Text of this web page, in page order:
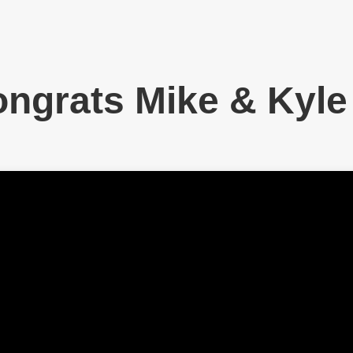
Mike & Kyle